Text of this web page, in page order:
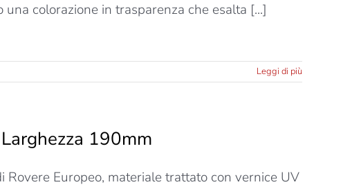
colorazione in trasparenza che esalta [...]
Leggi di più
190mm
Europeo, materiale trattato con vernice UV